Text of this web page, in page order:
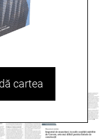
puteți citi
cartea